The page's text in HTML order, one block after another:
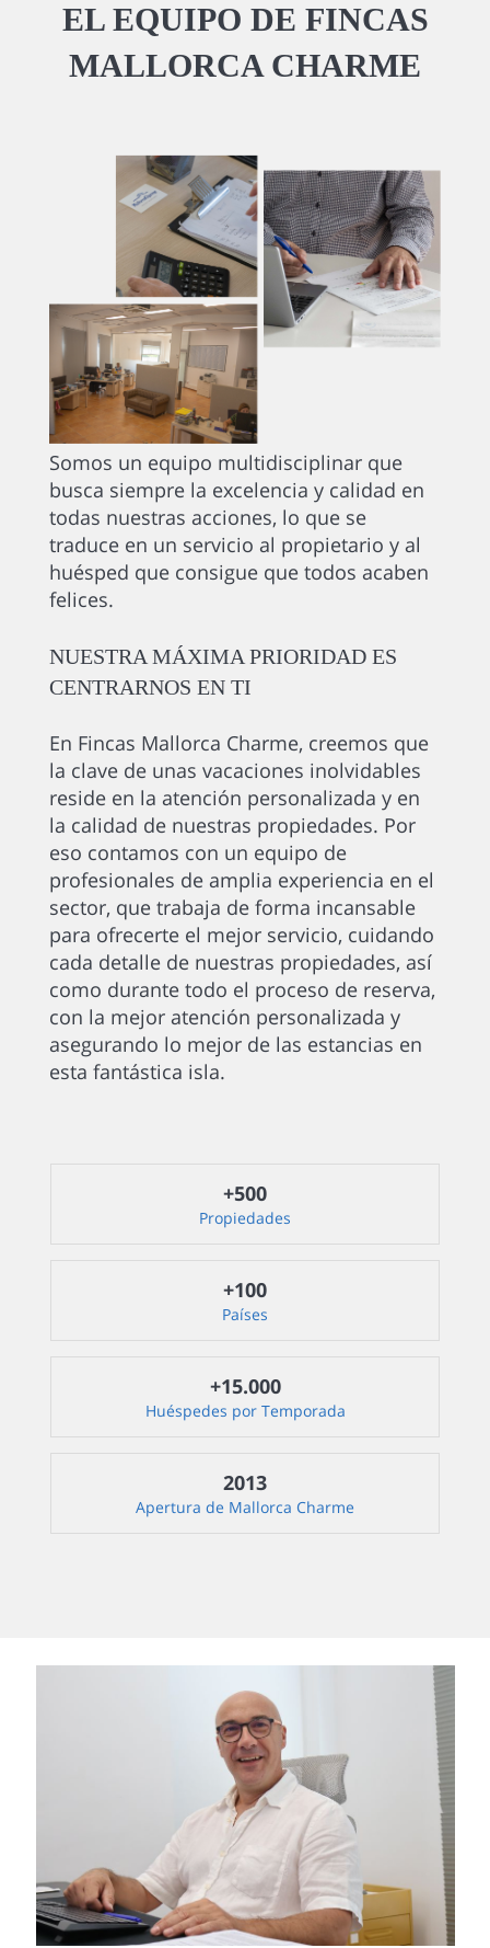
EL EQUIPO DE FINCAS
MALLORCA CHARME
Somos un equipo multidisciplinar que
busca siempre la excelencia y calidad en
todas nuestras acciones, lo que se
traduce en un servicio al propietario y al
huésped que consigue que todos acaben
felices.
NUESTRA MÁXIMA PRIORIDAD ES
CENTRARNOS EN TI
En Fincas Mallorca Charme, creemos que
la clave de unas vacaciones inolvidables
reside en la atención personalizada y en
la calidad de nuestras propiedades. Por
eso contamos con un equipo de
profesionales de amplia experiencia en el
sector, que trabaja de forma incansable
para ofrecerte el mejor servicio, cuidando
cada detalle de nuestras propiedades, así
como durante todo el proceso de reserva,
con la mejor atención personalizada y
asegurando lo mejor de las estancias en
esta fantástica isla.
+500
Propiedades
+100
Países
+15.000
Huéspedes por Temporada
2013
Apertura de Mallorca Charme